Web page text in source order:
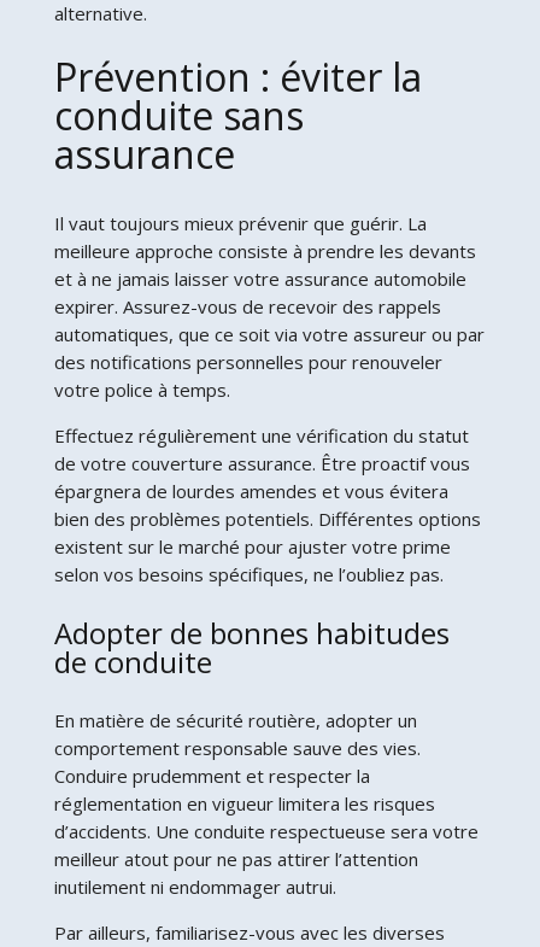
alternative.
Prévention : éviter la
conduite sans
assurance
Il vaut toujours mieux prévenir que guérir. La
meilleure approche consiste à prendre les devants
et à ne jamais laisser votre assurance automobile
expirer. Assurez-vous de recevoir des rappels
automatiques, que ce soit via votre assureur ou par
des notifications personnelles pour renouveler
votre police à temps.
Effectuez régulièrement une vérification du statut
de votre couverture assurance. Être proactif vous
épargnera de lourdes amendes et vous évitera
bien des problèmes potentiels. Différentes options
existent sur le marché pour ajuster votre prime
selon vos besoins spécifiques, ne l’oubliez pas.
Adopter de bonnes habitudes
de conduite
En matière de sécurité routière, adopter un
comportement responsable sauve des vies.
Conduire prudemment et respecter la
réglementation en vigueur limitera les risques
d’accidents. Une conduite respectueuse sera votre
meilleur atout pour ne pas attirer l’attention
inutilement ni endommager autrui.
Par ailleurs, familiarisez-vous avec les diverses